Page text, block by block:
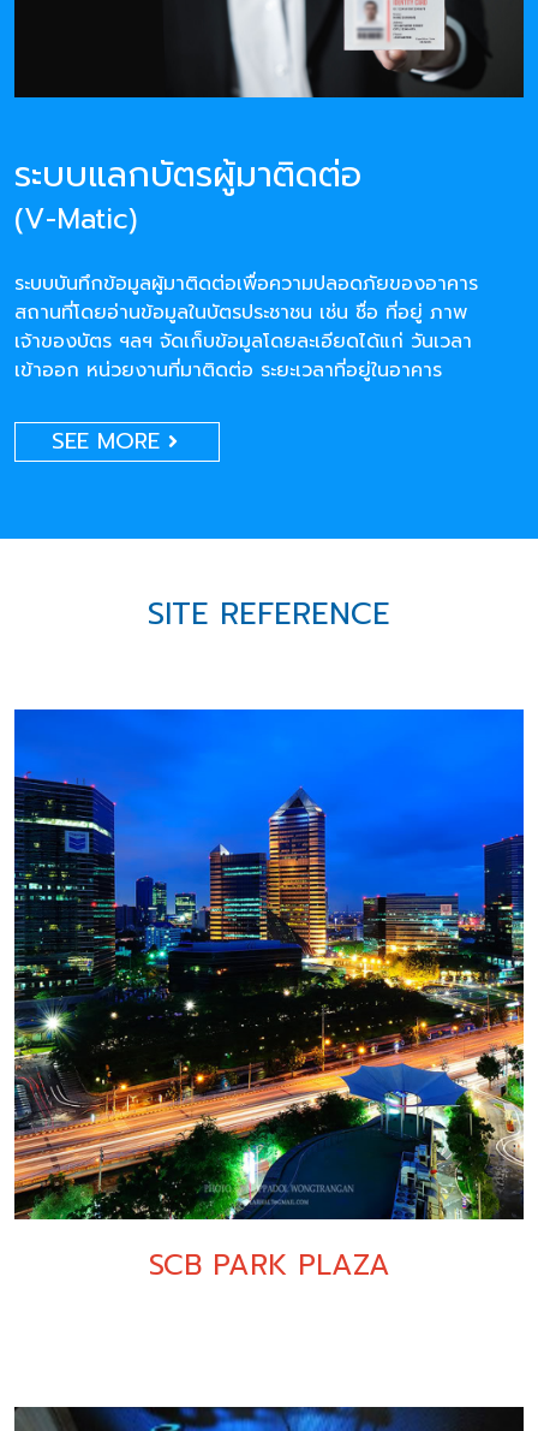
ระบบแลกบัตรผู้มาติดต่อ
(V-Matic)
ระบบบันทึกข้อมูลผู้มาติดต่อเพื่อความปลอดภัยของอาคาร
สถานที่โดยอ่านข้อมูลในบัตรประชาชน เช่น ชื่อ ที่อยู่ ภาพ
เจ้าของบัตร ฯลฯ จัดเก็บข้อมูลโดยละเอียดได้แก่ วันเวลา
เข้าออก หน่วยงานที่มาติดต่อ ระยะเวลาที่อยู่ในอาคาร
SEE MORE
SITE REFERENCE
SCB PARK PLAZA